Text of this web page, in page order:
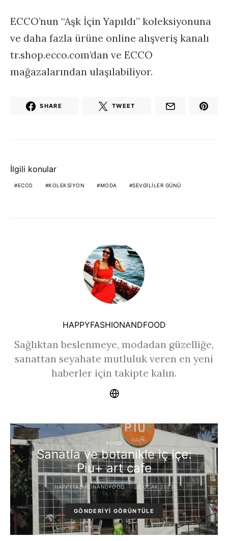
ECCO’nun “Aşk İçin Yapıldı” koleksiyonuna
ve daha fazla ürüne online alışveriş kanalı
tr.shop.ecco.com’dan ve ECCO
mağazalarından ulaşılabiliyor.
SHARE TWEET
İlgili konular
ECCO KOLEKSIYON MODA SEVGILILER GÜNÜ
HAPPYFASHIONANDFOOD
Sağlıktan beslenmeye, modadan güzelliğe,
sanattan seyahate mutluluk veren en yeni
haberler için takipte kalın.
FOOD
Sanatla ve botanikle iç içe:
Piu+ art cafe
HAPPYFASHIONANDFOOD 22 OCAK 2023
GÖNDERIYI GÖRÜNTÜLE